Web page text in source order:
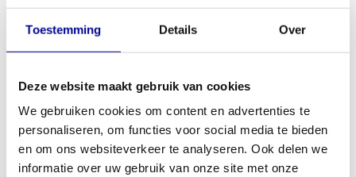
Toestemming Details Over
Deze website maakt gebruik van cookies
We gebruiken cookies om content en advertenties te
personaliseren, om functies voor social media te bieden
en om ons websiteverkeer te analyseren. Ook delen we
informatie over uw gebruik van onze site met onze
TOEVOEGEN AAN OFFERTE
PROFESSIONEEL
FITNESSAPPARATUUR
STANDAARD ÉÉN JAAR
GARANTIE